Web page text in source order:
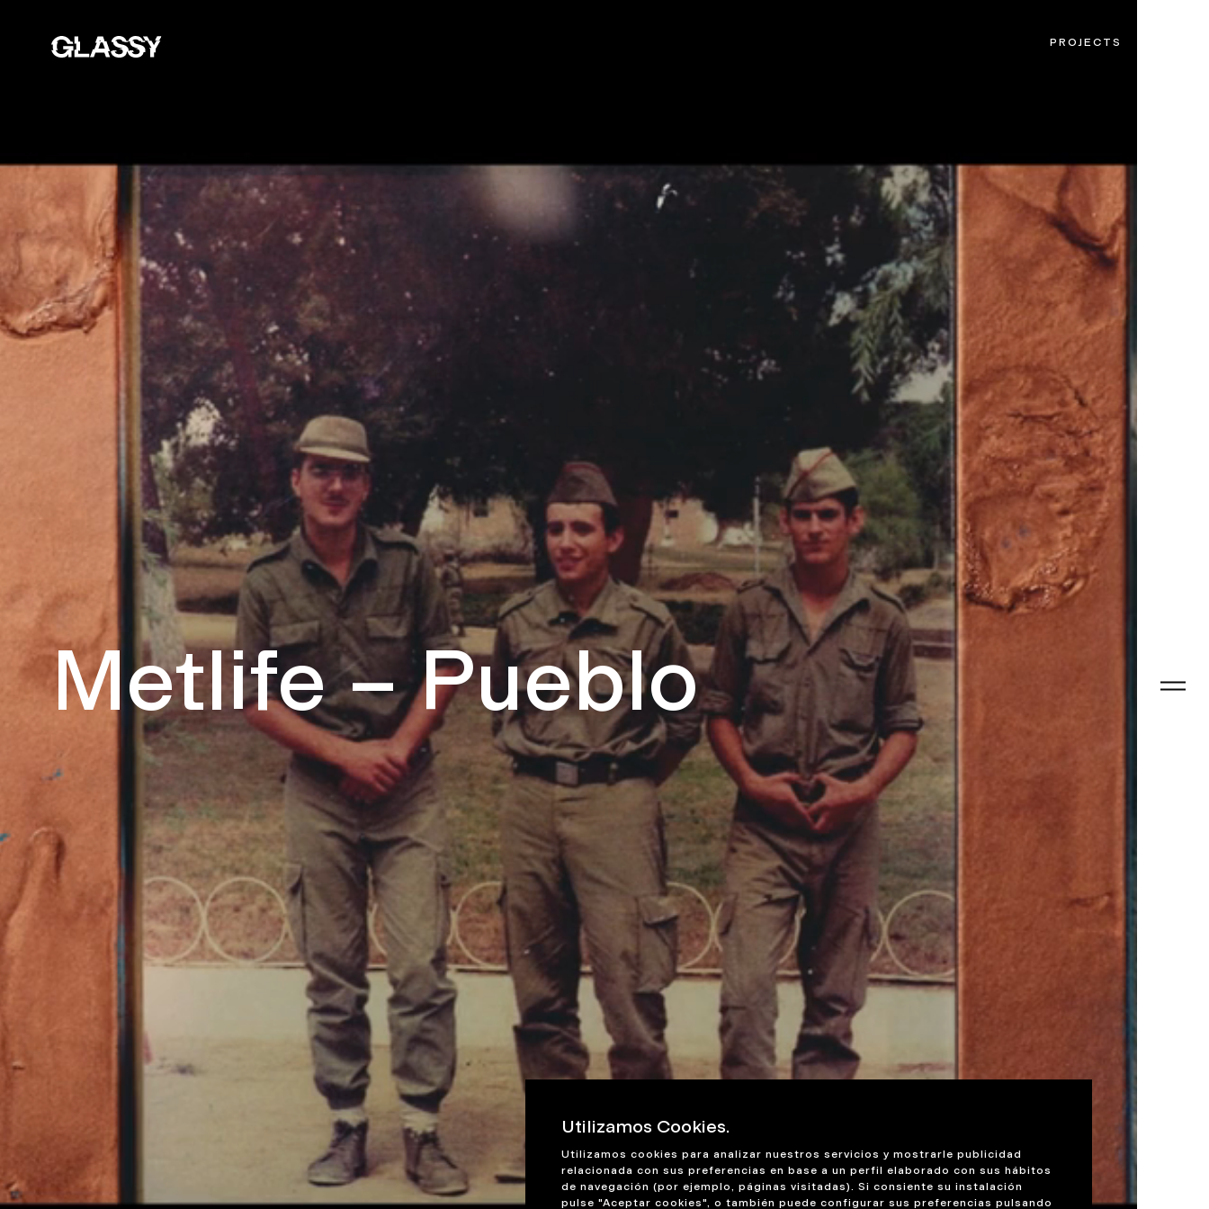
PROJECTS
Metlife – Pueblo
Utilizamos Cookies.
Utilizamos cookies para analizar nuestros servicios y mostrarle publicidad
relacionada con sus preferencias en base a un perfil elaborado con sus hábitos
de navegación (por ejemplo, páginas visitadas). Si consiente su instalación
pulse "Aceptar cookies", o también puede configurar sus preferencias pulsando